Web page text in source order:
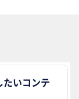
たいコンテ